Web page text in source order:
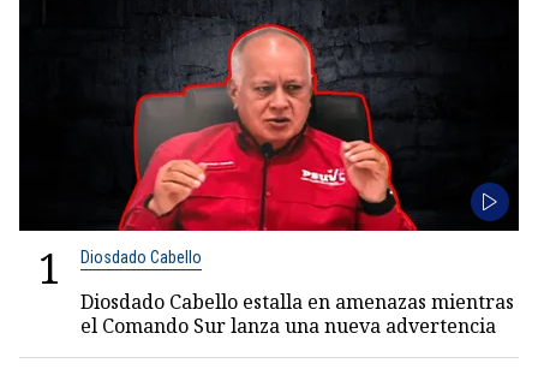
1 Diosdado Cabello
Diosdado Cabello estalla en amenazas mientras
el Comando Sur lanza una nueva advertencia